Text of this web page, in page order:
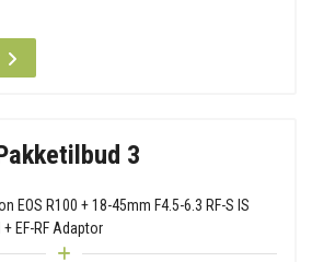
3
EOS R100 + 18-45mm F4.5-6.3 RF-S IS
+ EF-RF Adaptor